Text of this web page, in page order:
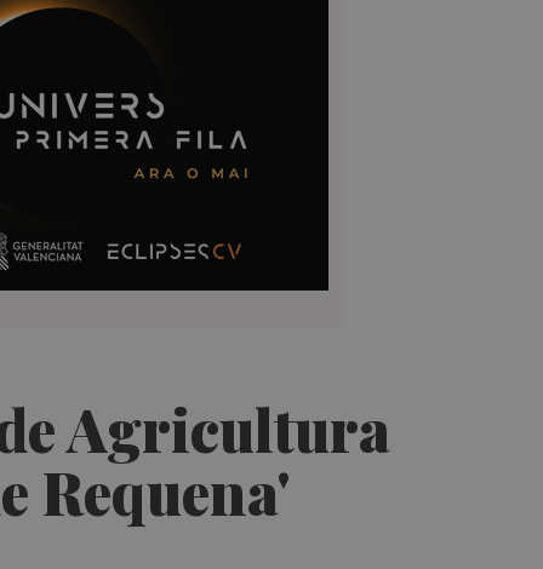
Agricultura
Requena'